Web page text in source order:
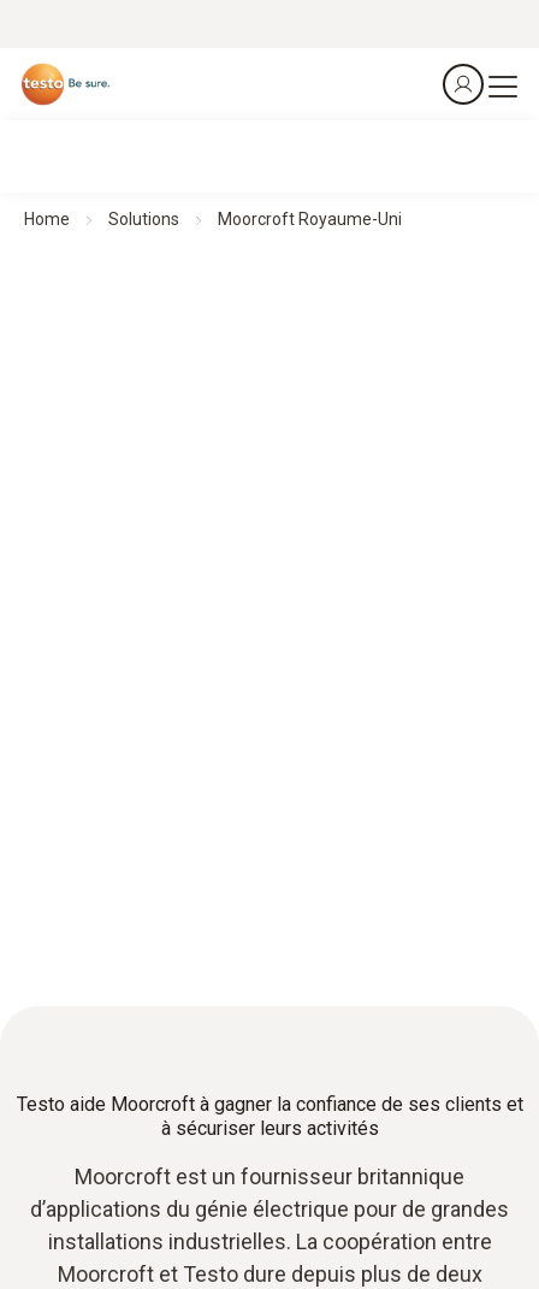
Home Solutions Moorcroft Royaume-Uni
Testo aide Moorcroft à gagner la confiance de ses clients et
à sécuriser leurs activités
Moorcroft est un fournisseur britannique
d’applications du génie électrique pour de grandes
installations industrielles. La coopération entre
Moorcroft et Testo dure depuis plus de deux